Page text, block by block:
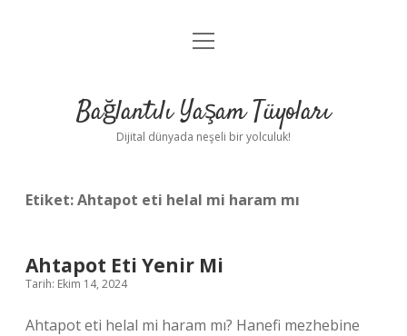
Anasayfa
Yasal Uyarı
menüyü
Bağlantılı Yaşam Tüyoları
Dijital dünyada neşeli bir yolculuk!
Etiket:Ahtapot eti helal mi haram mı
Ahtapot Eti Yenir Mi
Tarih: Ekim 14, 2024
Ahtapot eti helal mi haram mı? Hanefi mezhebine